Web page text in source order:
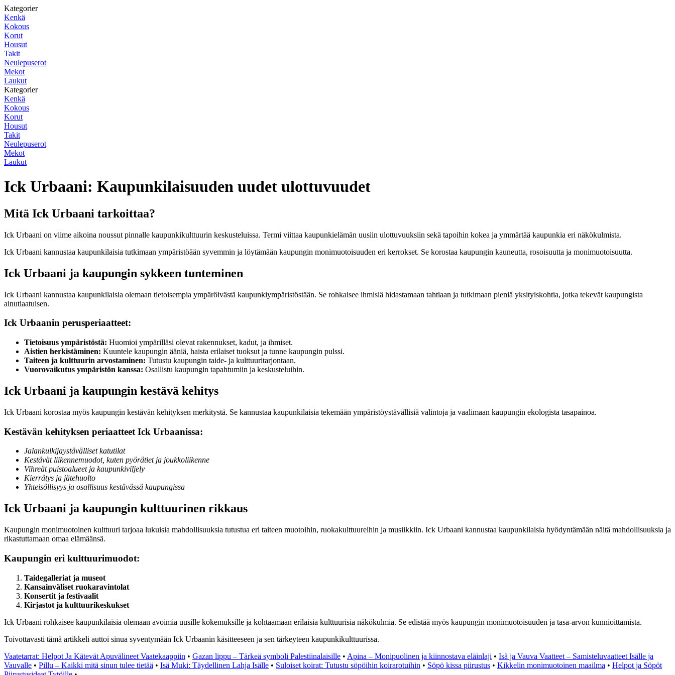
Kategorier
Kenkä
Kokous
Korut
Housut
Takit
Neulepuserot
Mekot
Laukut
Kategorier
Kenkä
Kokous
Korut
Housut
Takit
Neulepuserot
Mekot
Laukut
Ick Urbaani: Kaupunkilaisuuden uudet ulottuvuudet
Mitä Ick Urbaani tarkoittaa?
Ick Urbaani on viime aikoina noussut pinnalle kaupunkikulttuurin keskusteluissa. Termi viittaa kaupunkielämän uusiin ulottuvuuksiin sekä tapoihin kokea ja ymmärtää kaupunkia eri näkökulmista.
Ick Urbaani kannustaa kaupunkilaisia tutkimaan ympäristöään syvemmin ja löytämään kaupungin monimuotoisuuden eri kerrokset. Se korostaa kaupungin kauneutta, rosoisuutta ja monimuotoisuutta.
Ick Urbaani ja kaupungin sykkeen tunteminen
Ick Urbaani kannustaa kaupunkilaisia olemaan tietoisempia ympäröivästä kaupunkiympäristöstään. Se rohkaisee ihmisiä hidastamaan tahtiaan ja tutkimaan pieniä yksityiskohtia, jotka tekevät kaupungista
ainutlaatuisen.
Ick Urbaanin perusperiaatteet:
Tietoisuus ympäristöstä: Huomioi ympärilläsi olevat rakennukset, kadut, ja ihmiset.
Aistien herkistäminen: Kuuntele kaupungin ääniä, haista erilaiset tuoksut ja tunne kaupungin pulssi.
Taiteen ja kulttuurin arvostaminen: Tutustu kaupungin taide- ja kulttuuritarjontaan.
Vuorovaikutus ympäristön kanssa: Osallistu kaupungin tapahtumiin ja keskusteluihin.
Ick Urbaani ja kaupungin kestävä kehitys
Ick Urbaani korostaa myös kaupungin kestävän kehityksen merkitystä. Se kannustaa kaupunkilaisia tekemään ympäristöystävällisiä valintoja ja vaalimaan kaupungin ekologista tasapainoa.
Kestävän kehityksen periaatteet Ick Urbaanissa:
Jalankulkijaystävälliset katutilat
Kestävät liikennemuodot, kuten pyörätiet ja joukkoliikenne
Vihreät puistoalueet ja kaupunkiviljely
Kierrätys ja jätehuolto
Yhteisöllisyys ja osallisuus kestävässä kaupungissa
Ick Urbaani ja kaupungin kulttuurinen rikkaus
Kaupungin monimuotoinen kulttuuri tarjoaa lukuisia mahdollisuuksia tutustua eri taiteen muotoihin, ruokakulttuureihin ja musiikkiin. Ick Urbaani kannustaa kaupunkilaisia hyödyntämään näitä mahdollisuuksia ja
rikastuttamaan omaa elämäänsä.
Kaupungin eri kulttuurimuodot:
Taidegalleriat ja museot
Kansainväliset ruokaravintolat
Konsertit ja festivaalit
Kirjastot ja kulttuurikeskukset
Ick Urbaani rohkaisee kaupunkilaisia olemaan avoimia uusille kokemuksille ja kohtaamaan erilaisia kulttuurisia näkökulmia. Se edistää myös kaupungin monimuotoisuuden ja tasa-arvon kunnioittamista.
Toivottavasti tämä artikkeli auttoi sinua syventymään Ick Urbaanin käsitteeseen ja sen tärkeyteen kaupunkikulttuurissa.
Vaatetarrat: Helpot Ja Kätevät Apuvälineet Vaatekaappiin • Gazan lippu – Tärkeä symboli Palestiinalaisille • Apina – Monipuolinen ja kiinnostava eläinlaji • Isä ja Vauva Vaatteet – Samisteluvaatteet Isälle ja
Vauvalle • Pillu – Kaikki mitä sinun tulee tietää • Isä Muki: Täydellinen Lahja Isälle • Suloiset koirat: Tutustu söpöihin koirarotuihin • Söpö kissa piirustus • Kikkelin monimuotoinen maailma • Helpot ja Söpöt